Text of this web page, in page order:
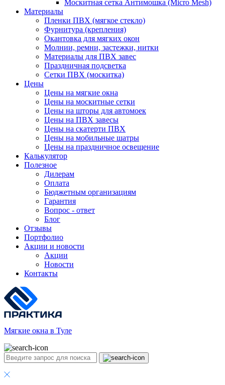
Москитная сетка Антимошка (Micro Mesh)
Материалы
Пленки ПВХ (мягкое стекло)
Фурнитура (крепления)
Окантовка для мягких окон
Молнии, ремни, застежки, нитки
Материалы для ПВХ завес
Праздничная подсветка
Сетки ПВХ (москитка)
Цены
Цены на мягкие окна
Цены на москитные сетки
Цены на шторы для автомоек
Цены на ПВХ завесы
Цены на скатерти ПВХ
Цены на мобильные шатры
Цены на праздничное освещение
Калькулятор
Полезное
Дилерам
Оплата
Бюджетным организациям
Гарантия
Вопрос - ответ
Блог
Отзывы
Портфолио
Акции и новости
Акции
Новости
Контакты
Мягкие окна в Туле